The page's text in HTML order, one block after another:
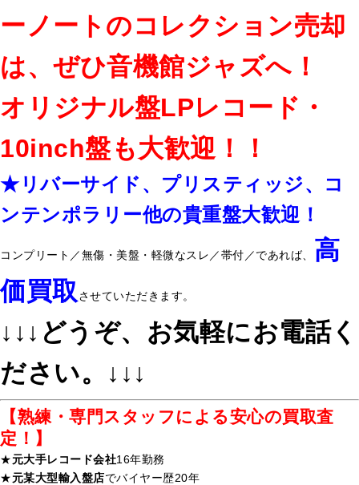
ーノートのコレクション売却
は、ぜひ音機館ジャズへ！
オリジナル盤LPレコード・
10inch盤も大歓迎！！
★リバーサイド、プリスティッジ、コ
ンテンポラリー他の貴重盤大歓迎！
コンプリート／無傷・美盤・軽微なスレ／帯付／であれば、 高
価買取 させていただきます。
↓↓↓どうぞ、お気軽にお電話く
ださい。↓↓↓
【熟練・専門スタッフによる安心の買取査
定！】
★元大手レコード会社16年勤務
★元某大型輸入盤店でバイヤー歴20年